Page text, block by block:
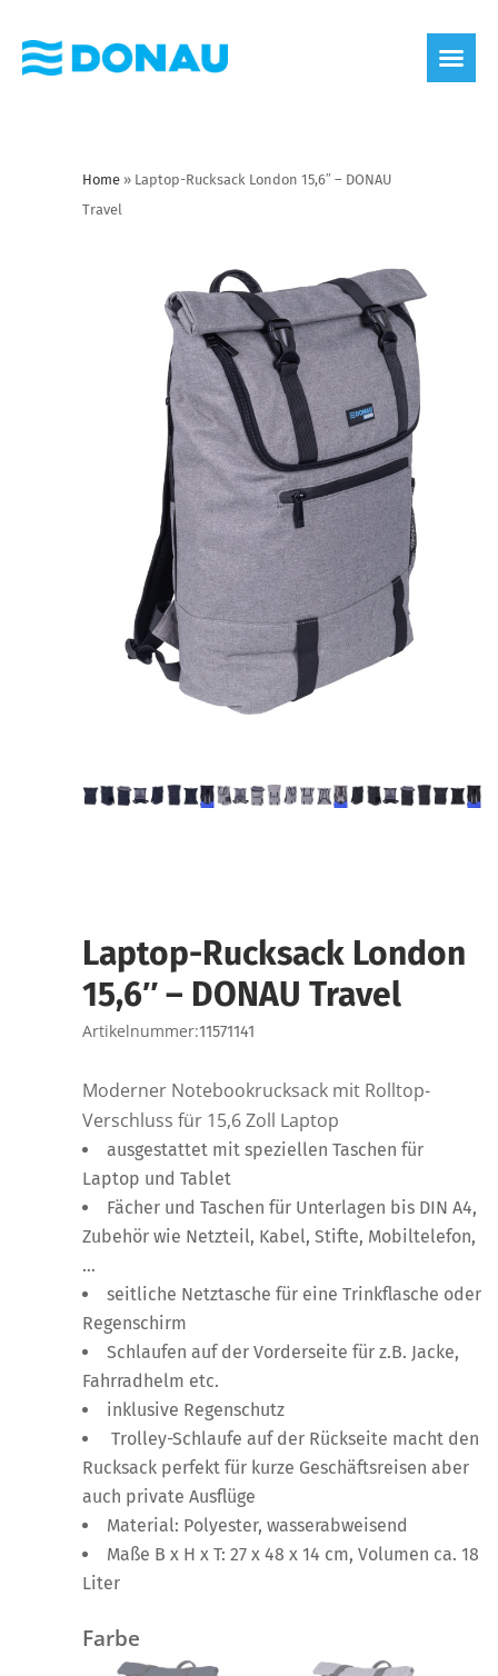
Home » Laptop-Rucksack London 15,6″ – DONAU
Travel
Laptop-Rucksack London
15,6″ – DONAU Travel
Artikelnummer:11571141
Moderner Notebookrucksack mit Rolltop-
Verschluss für 15,6 Zoll Laptop
ausgestattet mit speziellen Taschen für
Laptop und Tablet
Fächer und Taschen für Unterlagen bis DIN A4,
Zubehör wie Netzteil, Kabel, Stifte, Mobiltelefon,
…
seitliche Netztasche für eine Trinkflasche oder
Regenschirm
Schlaufen auf der Vorderseite für z.B. Jacke,
Fahrradhelm etc.
inklusive Regenschutz
Trolley-Schlaufe auf der Rückseite macht den
Rucksack perfekt für kurze Geschäftsreisen aber
auch private Ausflüge
Material: Polyester, wasserabweisend
Maße B x H x T: 27 x 48 x 14 cm, Volumen ca. 18
Liter
Farbe